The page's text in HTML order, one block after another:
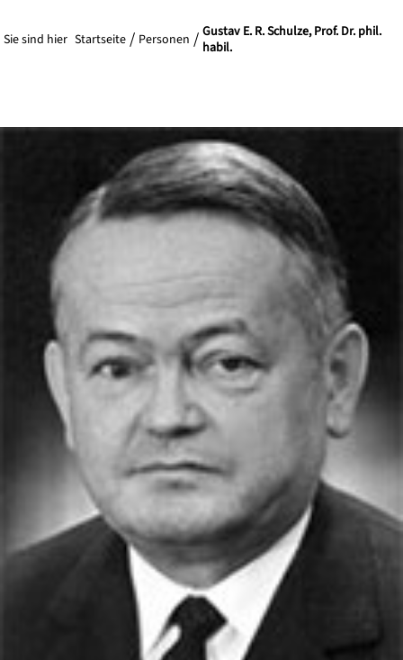
Sie sind hier Startseite Personen
Gustav E. R. Schulze, Prof. Dr. phil.
habil.